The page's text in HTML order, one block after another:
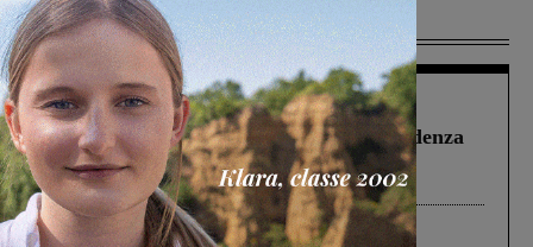
Più lette
Figline Incisa Valdarno 1 Agosto 2026
Piscina di Figline finanziata oltre la scadenza
Pnrr, il gruppo di Fratelli d’Italia: “Un
ringraziamento al Governo”
Cronaca 4 Agosto 2026